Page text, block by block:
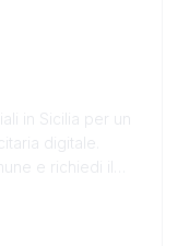
in Sicilia per un
digitale.
e richiedi il